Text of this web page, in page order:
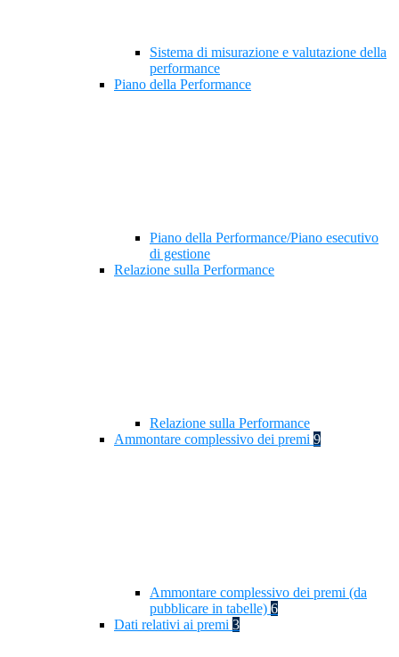
Sistema di misurazione e valutazione della
performance
Piano della Performance
Piano della Performance/Piano esecutivo
di gestione
Relazione sulla Performance
Relazione sulla Performance
Ammontare complessivo dei premi 9
Ammontare complessivo dei premi (da
pubblicare in tabelle) 6
Dati relativi ai premi 3